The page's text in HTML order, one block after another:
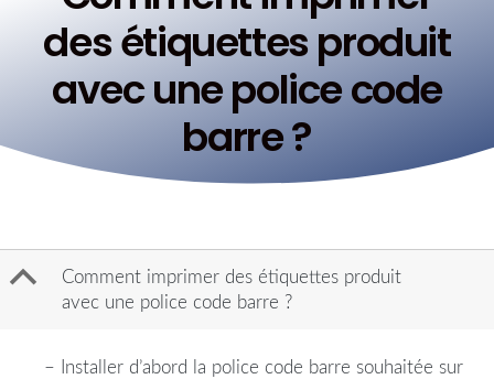
des étiquettes produit
avec une police code
barre ?
B
Comment imprimer des étiquettes produit
avec une police code barre ?
– Installer d’abord la police code barre souhaitée sur